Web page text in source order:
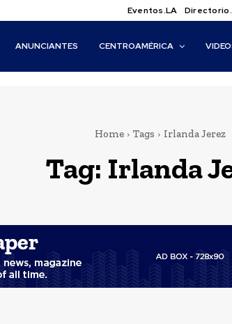
Eventos.LA
ANUNCIANTES CENTROAMÉRICA
Home Tags Irlanda Jerez
Tag: Irlanda